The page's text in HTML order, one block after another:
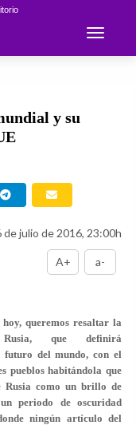
Toggle
y su
de julio de 2016, 23:00h
A+ a-
hoy, queremos resaltar la
que definirá
futuro del mundo, con el
pueblos habitándola que
Rusia como un brillo de
periodo de oscuridad
ningún artículo del